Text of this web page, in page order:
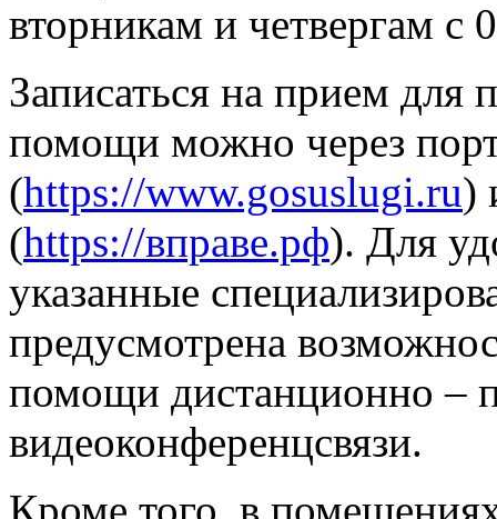
вторникам и четвергам с
Записаться на прием для
помощи можно через
(https://www.gosuslugi.ru)
(https://вправе.рф). Для
указанные
предусмотрена
помощи дистанционно –
видеоконференцсвязи.
Кроме того, в